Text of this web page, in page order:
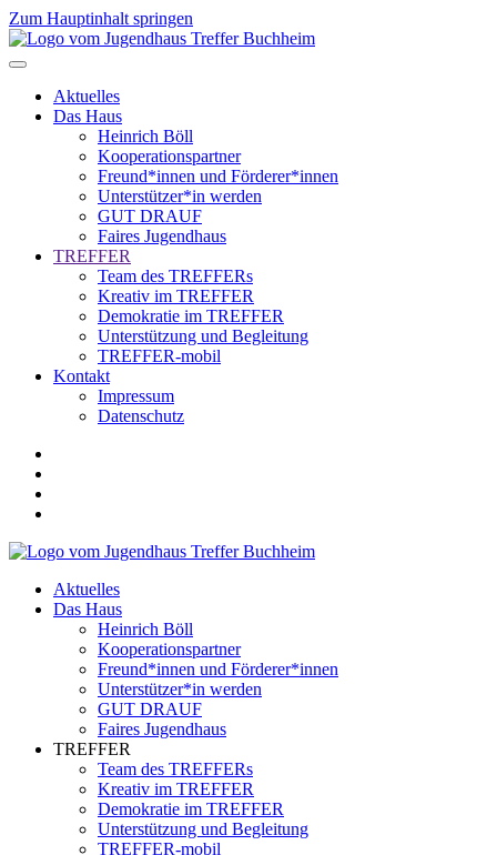
Zum Hauptinhalt springen
Aktuelles
Das Haus
Heinrich Böll
Kooperationspartner
Freund*innen und Förderer*innen
Unterstützer*in werden
GUT DRAUF
Faires Jugendhaus
TREFFER
Team des TREFFERs
Kreativ im TREFFER
Demokratie im TREFFER
Unterstützung und Begleitung
TREFFER-mobil
Kontakt
Impressum
Datenschutz
Aktuelles
Das Haus
Heinrich Böll
Kooperationspartner
Freund*innen und Förderer*innen
Unterstützer*in werden
GUT DRAUF
Faires Jugendhaus
TREFFER
Team des TREFFERs
Kreativ im TREFFER
Demokratie im TREFFER
Unterstützung und Begleitung
TREFFER-mobil